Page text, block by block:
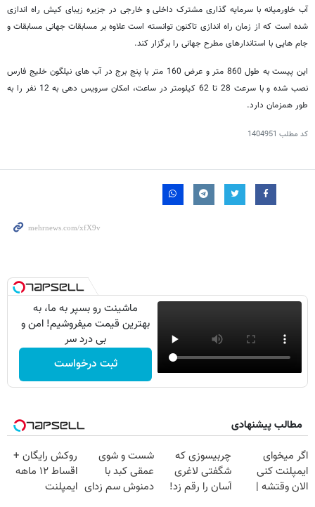
آب خاورمیانه با سرمایه گذاری مشترک داخلی و خارجی در جزیره زیبای کیش راه اندازی
شده است که از زمان راه اندازی تاکنون توانسته است علاوه بر مسابقات جهانی مسابقات و
جام هایی با استاندارهای مطرح جهانی را برگزار کند.
این پیست به طول 860 متر و عرض 160 متر با پنج برج در آب های نیلگون خلیج فارس
نصب شده و با سرعت 28 تا 62 کیلومتر در ساعت، امکان سرویس دهی به 12 نفر را به
طور همزمان دارد.
کد مطلب 1404951
ماشینت رو بسپر به ما، به
بهترین قیمت میفروشیم! امن و
بی درد سر
ثبت درخواست
مطالب پیشنهادی
اگر میخوای
ایمپلنت کنی
الان وقتشه |
چربیسوزی که
شگفتی لاغری
آسان را رقم زد!
شست و شوی
عمقی کبد با
دمنوش سم زدای
روکش رایگان +
اقساط ۱۲ ماهه
ایمپلنت